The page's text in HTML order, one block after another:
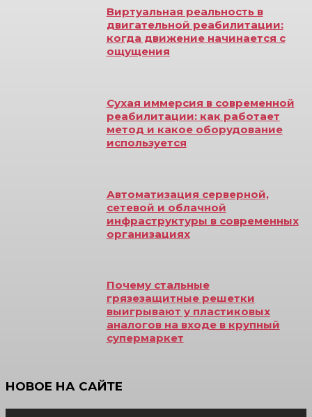
Виртуальная реальность в
двигательной реабилитации:
когда движение начинается с
ощущения
Сухая иммерсия в современной
реабилитации: как работает
метод и какое оборудование
используется
Автоматизация серверной,
сетевой и облачной
инфраструктуры в современных
организациях
Почему стальные
грязезащитные решетки
выигрывают у пластиковых
аналогов на входе в крупный
супермаркет
НОВОЕ НА САЙТЕ